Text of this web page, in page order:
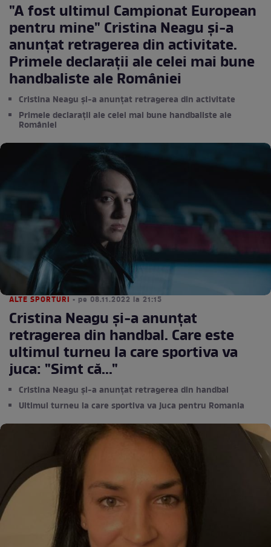
"A fost ultimul Campionat European
pentru mine" Cristina Neagu și-a
anunțat retragerea din activitate.
Primele declarații ale celei mai bune
handbaliste ale României
Cristina Neagu și-a anunțat retragerea din activitate
Primele declarații ale celei mai bune handbaliste ale
României
ALTE SPORTURI • pe 08.11.2022 la 21:15
Cristina Neagu și-a anunțat
retragerea din handbal. Care este
ultimul turneu la care sportiva va
juca: "Simt că..."
Cristina Neagu și-a anunțat retragerea din handbal
Ultimul turneu la care sportiva va juca pentru Romania